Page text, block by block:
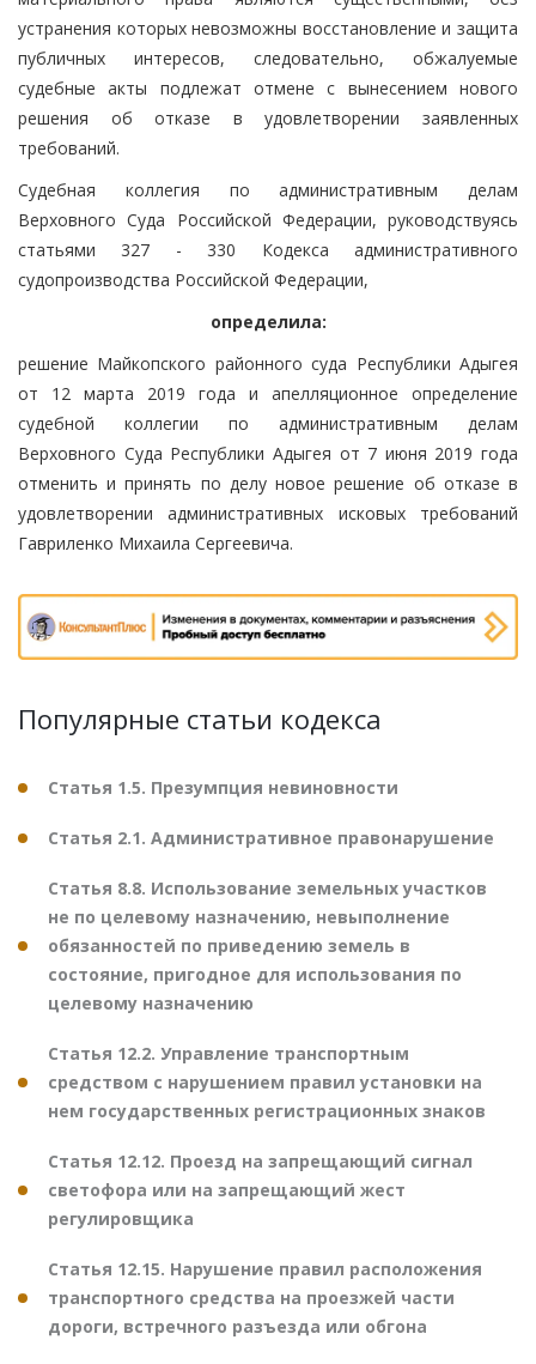
устранения которых невозможны восстановление и защита
публичных интересов, следовательно, обжалуемые
судебные акты подлежат отмене с вынесением нового
решения об отказе в удовлетворении заявленных
требований.
Судебная коллегия по административным делам
Верховного Суда Российской Федерации, руководствуясь
статьями 327 - 330 Кодекса административного
судопроизводства Российской Федерации,
определила:
решение Майкопского районного суда Республики Адыгея
от 12 марта 2019 года и апелляционное определение
судебной коллегии по административным делам
Верховного Суда Республики Адыгея от 7 июня 2019 года
отменить и принять по делу новое решение об отказе в
удовлетворении административных исковых требований
Гавриленко Михаила Сергеевича.
Популярные статьи кодекса
Статья 1.5. Презумпция невиновности
Статья 2.1. Административное правонарушение
Статья 8.8. Использование земельных участков
не по целевому назначению, невыполнение
обязанностей по приведению земель в
состояние, пригодное для использования по
целевому назначению
Статья 12.2. Управление транспортным
средством с нарушением правил установки на
нем государственных регистрационных знаков
Статья 12.12. Проезд на запрещающий сигнал
светофора или на запрещающий жест
регулировщика
Статья 12.15. Нарушение правил расположения
транспортного средства на проезжей части
дороги, встречного разъезда или обгона